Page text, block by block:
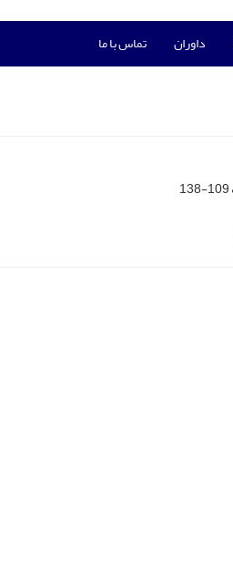
داوران تماس با ما
109-138